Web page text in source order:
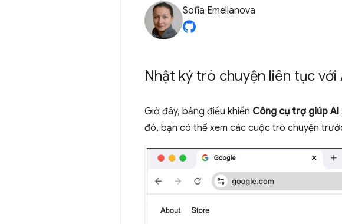
Sofia Emelianova
Nhật ký trò chuyện liên tục với
Giờ đây, bảng điều khiển Công cụ trợ giúp AI
đó, bạn có thể xem các cuộc trò chuyện